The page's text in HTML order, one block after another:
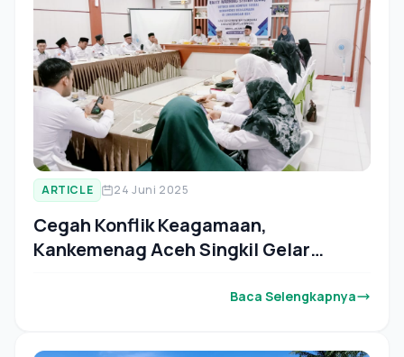
ARTICLE 24 Juni 2025
Cegah Konflik Keagamaan,
Kankemenag Aceh Singkil Gelar
Baca Selengkapnya